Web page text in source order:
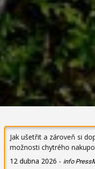
Jak ušetřit a zároveň si
možnosti chytrého
12 dubna 2026 - info